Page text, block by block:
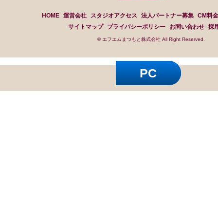
HOME 運営会社 スタジオアクセス 法人パートナー募集 CM料
サイトマップ
プライバシーポリシー お問い合わせ 採
© エフエムまつもと株式会社 All Right Reserved.
PC